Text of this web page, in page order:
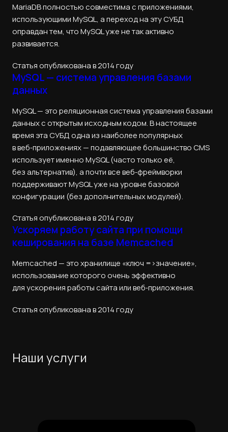
MariaDB полностью совместима с приложениями,
использующими MySQL, а переход на эту СУБД
оправдан тем, что MySQL уже не так активно
развивается.
Статья опубликована в 2014 году
MySQL — система управления базами
данных
MySQL — это реляционная система управления базами
данных с открытым исходным кодом. В настоящее
время эта СУБД одна из наиболее популярных
в веб‑приложениях — подавляющее большинство CMS
использует именно MySQL (часто только её,
без альтернатив), а почти все веб‑фреймворки
поддерживают MySQL уже на уровне базовой
конфигурации (без дополнительных модулей).
Статья опубликована в 2014 году
Ускоряем работу сайта при помощи
кеширования на базе Memcached
Memcached — это хранилище «ключ =>значение»,
использование которого очень эффективно
для ускорения работы сайта или веб‑приложения.
Статья опубликована в 2014 году
Наши услуги